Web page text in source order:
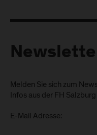
Melden Sie sich zum
Infos aus der FH
E-Mail Adresse: